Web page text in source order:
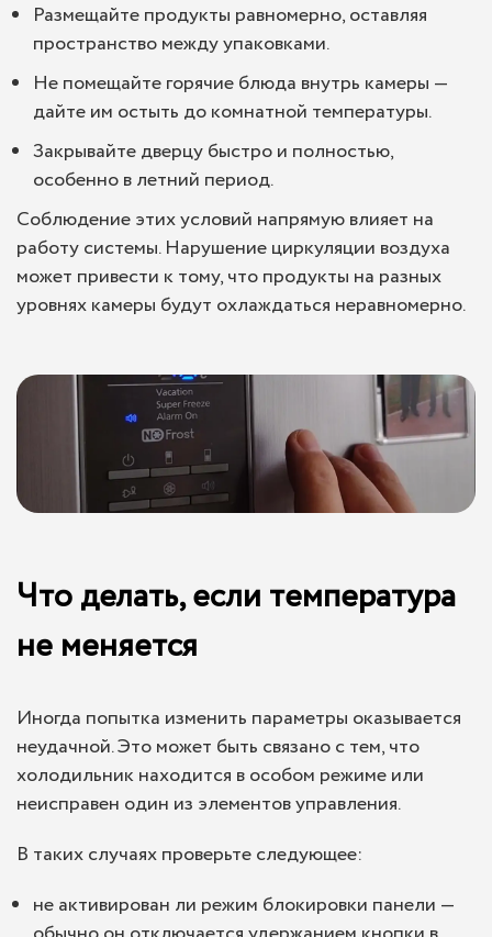
Размещайте продукты равномерно, оставляя
пространство между упаковками.
Не помещайте горячие блюда внутрь камеры —
дайте им остыть до комнатной температуры.
Закрывайте дверцу быстро и полностью,
особенно в летний период.
Соблюдение этих условий напрямую влияет на
работу системы. Нарушение циркуляции воздуха
может привести к тому, что продукты на разных
уровнях камеры будут охлаждаться неравномерно.
Что делать, если температура
не меняется
Иногда попытка изменить параметры оказывается
неудачной. Это может быть связано с тем, что
холодильник находится в особом режиме или
неисправен один из элементов управления.
В таких случаях проверьте следующее:
не активирован ли режим блокировки панели —